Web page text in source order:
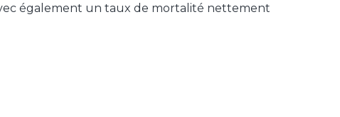
également un taux de mortalité nettement